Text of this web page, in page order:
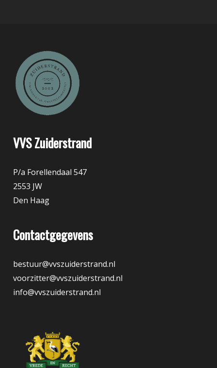
VVS Zuiderstrand
P/a Forellendaal 547
2553 JW
Den Haag
Contactgegevens
bestuur@vvszuiderstrand.nl
voorzitter@vvszuiderstrand.nl
info@vvszuiderstrand.nl